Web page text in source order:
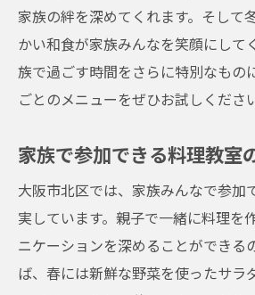
家族の絆を深めてくれます。そして
かい和食が家族みんなを笑顔にして
族で過ごす時間をさらに特別なもの
ごとのメニューをぜひお試しくださ
家族で参加できる料理教室
大阪市北区では、家族みんなで参加
実しています。親子で一緒に料理を
ニケーションを深めることができる
ば、春には新鮮な野菜を使ったサラ